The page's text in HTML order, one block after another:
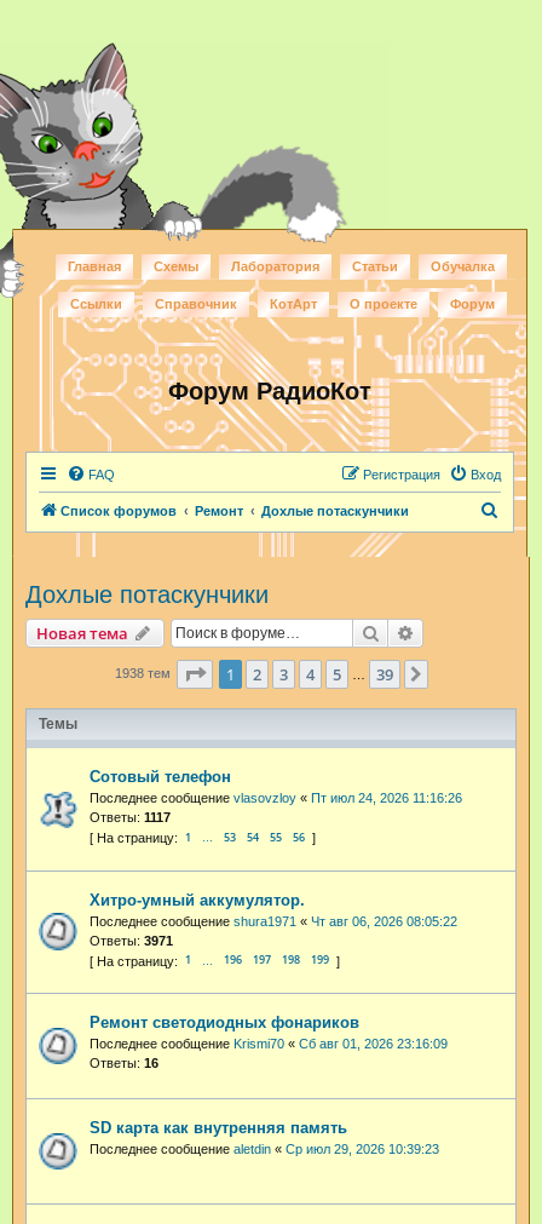
Главная Схемы Лаборатория Статьи Обучалка
Ссылки Справочник КотАрт О проекте Форум
Форум РадиоКот
FAQ Вход
Регистрация
Список форумов Ремонт Дохлые потаскунчики
Дохлые потаскунчики
Новая тема Поиск
1938 тем Страница из 39
1 2 3 4 5 39
Темы
Сотовый телефон
Последнее сообщение vlasovzloy « Пт июл 24, 2026 11:16:26
Ответы: 1117
1 … 53 54 55 56
Хитро-умный аккумулятор.
Последнее сообщение shura1971 « Чт авг 06, 2026 08:05:22
Ответы: 3971
1 196 197 198 199
Ремонт светодиодных фонариков
Последнее сообщение Krismi70 « Сб авг 01, 2026 23:16:09
Ответы: 16
SD карта как внутренняя память
Последнее сообщение aletdin « Ср июл 29, 2026 10:39:23